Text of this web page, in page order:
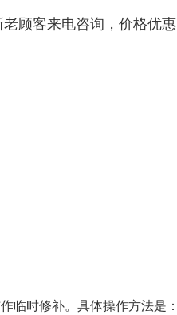
顾客来电咨询，价格优惠
临时修补。具体操作方法是